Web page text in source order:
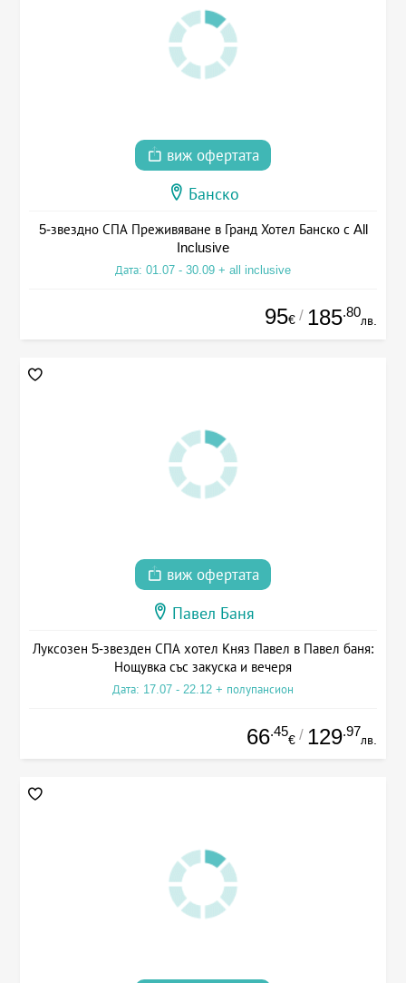
виж офертата
Банско
5-звездно СПА Преживяване в Гранд Хотел Банско с All
Inclusive
Дата: 01.07 - 30.09 + all inclusive
95€ / 185.80
лв.
виж офертата
Павел Баня
Луксозен 5-звезден СПА хотел Княз Павел в Павел баня:
Нощувка със закуска и вечеря
Дата: 17.07 - 22.12 + полупансион
66.45
€ / 129.97
лв.